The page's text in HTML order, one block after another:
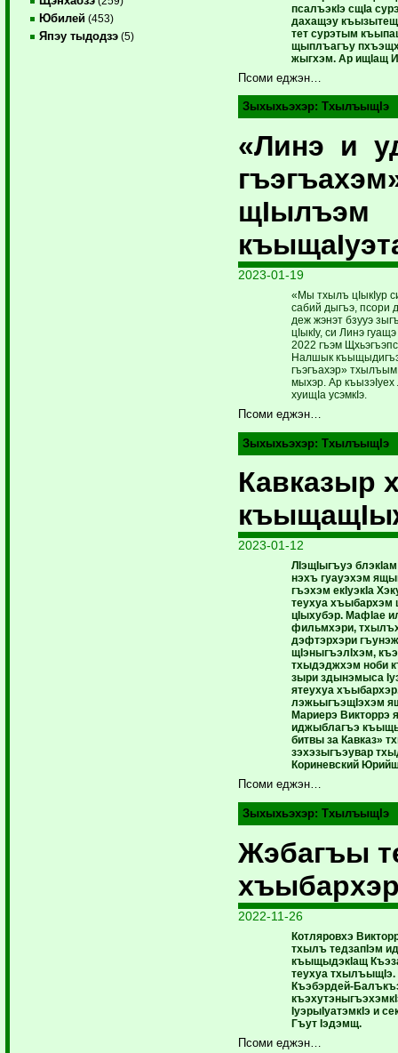
Юбилей (453)
Япэу тыдодзэ (5)
псалъэкIэ сщIа
дахащэу
тет сурэтым
щыплъагъу
жыгхэм. Ар ищIащ
Псоми еджэн…
Зыхыхьэхэр:ТхылъыщIэ
«Линэ и
щIылъэм
2023-01-19
«Мы тхылъ цIыкIур
сабий дыгъэ, псори
деж жэнэт бзууэ
цIыкIу, си Линэ
2022 гъэм
Налшык
гъэгъахэр»
мыхэр. Ар
хуищIа усэмкIэ.
Псоми еджэн…
Зыхыхьэхэр:ТхылъыщIэ
Кавказыр
2023-01-12
ЛIэщIыгъуэ
нэхъ гуауэхэм
гъэхэм екIуэкIа
теухуа
цIыхубэр. МафIае
фильмхэри,
дэфтэрхэри
щIэныгъэлIхэм,
тхыдэджхэм ноби
зыри здынэмыса
ятеухуа
лэжьыгъэщIэхэм
Мариерэ Викторрэ
иджыблагъэ
битвы за Кавказ»
зэхэзыгъэувар
Кориневский
Псоми еджэн…
Зыхыхьэхэр:ТхылъыщIэ
Жэбагъы
2022-11-26
Котляровхэ
тхылъ тедзапIэм
къыщыдэкIащ
теухуа тхылъыщIэ.
Къэбэрдей-
IуэрыIуатэмкIэ и
Гъут Iэдэмщ.
Псоми еджэн…